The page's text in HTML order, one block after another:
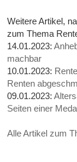
Weitere Artikel,
zum Thema
14.01.2023:
machbar
10.01.2023:
Renten
09.01.2023:
Seiten einer
Alle Artikel zum